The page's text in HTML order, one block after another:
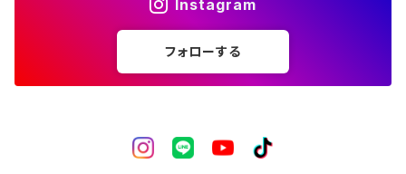
Instagram
フォローする